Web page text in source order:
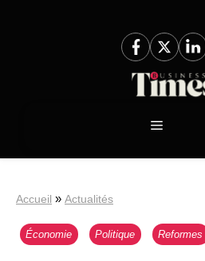
Menu
Accueil » Actualités
Économie Politique Reformes